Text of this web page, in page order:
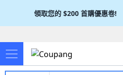
領取您的 $200 首購優惠卷!